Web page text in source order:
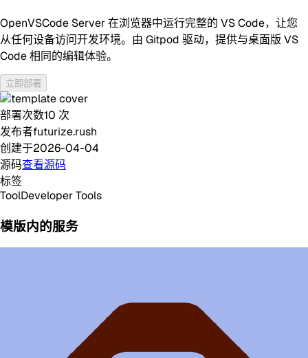
OpenVSCode Server 在浏览器中运行完整的 VS Code，让您
从任何设备访问开发环境。由 Gitpod 驱动，提供与桌面版 VS
Code 相同的编辑体验。
立即部署
部署次数10 次
发布者futurize.rush
创建于2026-04-04
源码查看源码
标签
ToolDeveloper Tools
模版内的服务